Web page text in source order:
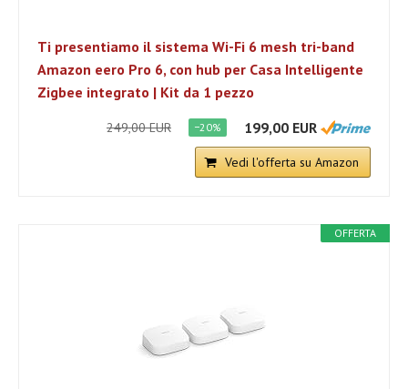
Ti presentiamo il sistema Wi-Fi 6 mesh tri-band
Amazon eero Pro 6, con hub per Casa Intelligente
Zigbee integrato | Kit da 1 pezzo
249,00 EUR −20% 199,00 EUR
Vedi l'offerta su Amazon
OFFERTA